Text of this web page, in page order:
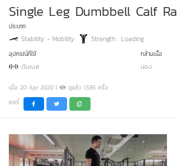
Single Leg Dumbbell Calf
ประเภท
Stability - Mobility Strength : Loading
อุปกรณ์ที่ใช้
ดัมเบล
กล้ามเนื้อ
น่อง
เมื่อ 20 Apr 2020 | ดูแล้ว 1,585 ครั้ง
แชร์